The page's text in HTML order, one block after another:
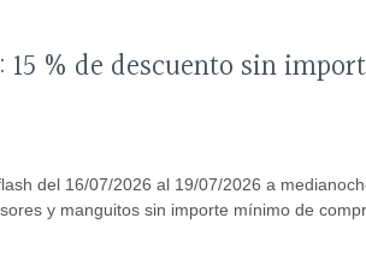
15 % de descuento sin
del 16/07/2026 al 19/07/2026 a
y manguitos sin importe mínimo de